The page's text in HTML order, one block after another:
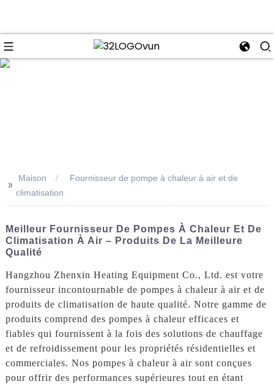
>> Maison
Fournisseur de pompe à chaleur à air et de
climatisation
Meilleur Fournisseur De Pompes À Chaleur Et De
Climatisation À Air – Produits De La Meilleure
Qualité
Hangzhou Zhenxin Heating Equipment Co., Ltd. est votre
fournisseur incontournable de pompes à chaleur à air et de
produits de climatisation de haute qualité. Notre gamme de
produits comprend des pompes à chaleur efficaces et
fiables qui fournissent à la fois des solutions de chauffage
et de refroidissement pour les propriétés résidentielles et
commerciales. Nos pompes à chaleur à air sont conçues
pour offrir des performances supérieures tout en étant